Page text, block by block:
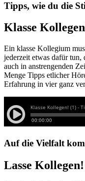
Tipps, wie du die
Klasse
Ein klasse Kollegium
jederzeit etwas dafür tun,
auch in anstrengenden
Menge Tipps etlicher
Erfahrung in vier ganz
Auf die Vielfalt
Lasse Kollegen!